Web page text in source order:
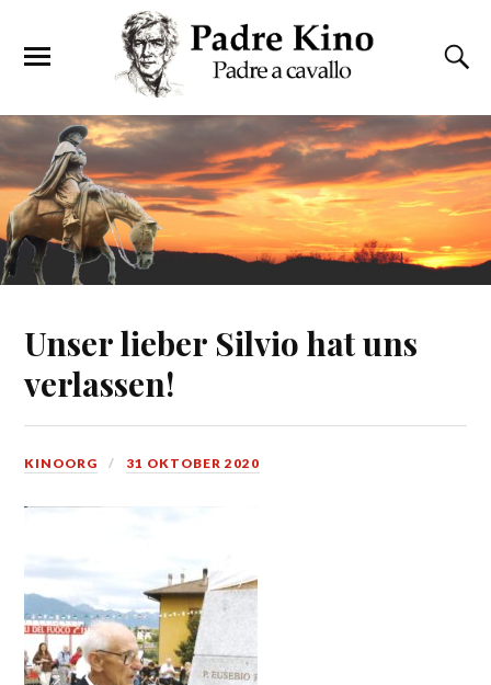
Unser lieber Silvio hat uns
verlassen!
KINOORG 31 OKTOBER 2020